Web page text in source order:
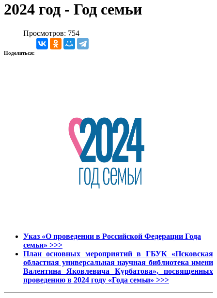
2024 год - Год семьи
Просмотров: 754
Поделиться:
Указ «О проведении в Российской Федерации Года
семьи» >>>
План основных мероприятий в ГБУК «Псковская
областная универсальная научная библиотека имени
Валентина Яковлевича Курбатова», посвященных
проведению в 2024 году «Года семьи» >>>